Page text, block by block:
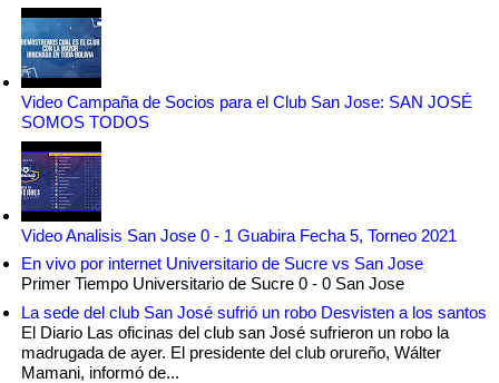
Video Campaña de Socios para el Club San Jose: SAN JOSÉ
SOMOS TODOS
Video Analisis San Jose 0 - 1 Guabira Fecha 5, Torneo 2021
En vivo por internet Universitario de Sucre vs San Jose
Primer Tiempo Universitario de Sucre 0 - 0 San Jose
La sede del club San José sufrió un robo Desvisten a los santos
El Diario Las oficinas del club san José sufrieron un robo la
madrugada de ayer. El presidente del club orureño, Wálter
Mamani, informó de...